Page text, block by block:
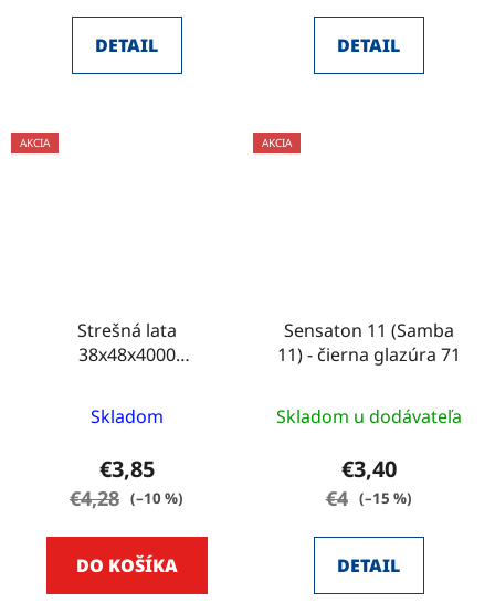
DETAIL DETAIL
AKCIA
Strešná lata
38x48x4000
Skladom
€3,85
€4,28 (–10 %)
DO KOŠÍKA
AKCIA
Sensaton 11 (Samba
11) - čierna glazúra 71
Skladom u dodávateľa
€3,40
€4 (–15 %)
DETAIL